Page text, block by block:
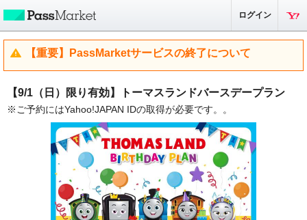
ログイン
【重要】PassMarketサービスの終了について
【9/1（日）限り有効】トーマスランドバースデープラン
※ご予約にはYahoo!JAPAN IDの取得が必要です。。